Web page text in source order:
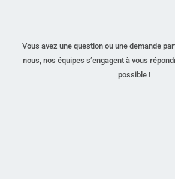
Vous avez une question ou une demande
nous, nos équipes s’engagent à vous
possible !